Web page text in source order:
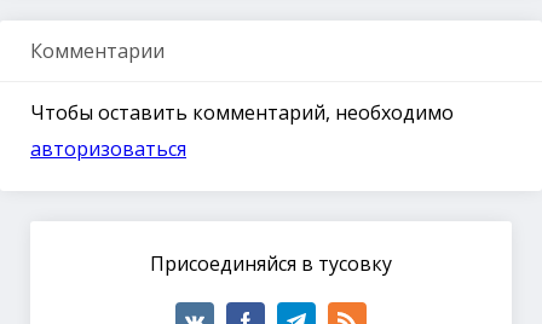
Комментарии
Чтобы оставить комментарий, необходимо
авторизоваться
Присоединяйся в тусовку